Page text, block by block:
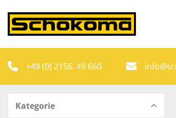
+49 (0) 2156. 49 660
Kategorie